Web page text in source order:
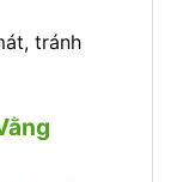
tránh